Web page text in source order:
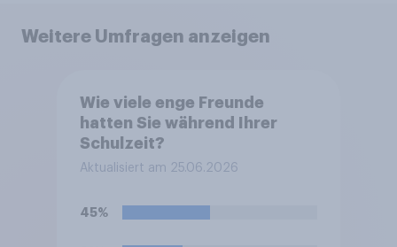
Weitere Umfragen anzeigen
Wie viele enge Freunde
hatten Sie während Ihrer
Schulzeit?
Aktualisiert am 25.06.2026
45%